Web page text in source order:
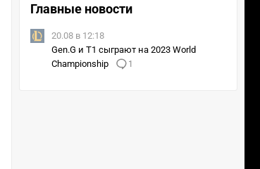
Главные новости
20.08 в 12:18
Gen.G и T1 сыграют на 2023 World
Championship
1